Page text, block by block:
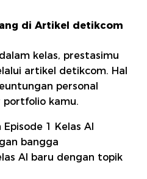
di Artikel detikcom
kelas, prestasimu
artikel detikcom. Hal
personal
portfolio kamu.
1 Kelas AI
bangga
AI baru dengan topik